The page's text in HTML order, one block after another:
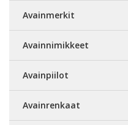
Avainmerkit
Avainnimikkeet
Avainpiilot
Avainrenkaat